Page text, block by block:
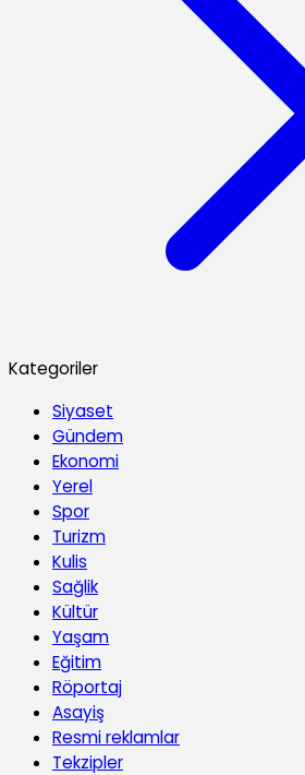
Kategoriler
Siyaset
Gündem
Ekonomi
Yerel
Spor
Turizm
Kulis
Sağlik
Kültür
Yaşam
Eğitim
Röportaj
Asayiş
Resmi reklamlar
Tekzipler